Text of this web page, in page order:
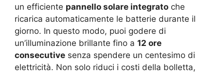
un efficiente pannello solare integrato che
ricarica automaticamente le batterie durante il
giorno. In questo modo, puoi godere di
un’illuminazione brillante fino a 12 ore
consecutive senza spendere un centesimo di
elettricità. Non solo riduci i costi della bolletta,